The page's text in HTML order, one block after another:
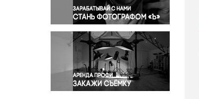
Происшествия и конфликты
Религия
Светская жизнь
Спорт
Экология
Экономика и бизнес